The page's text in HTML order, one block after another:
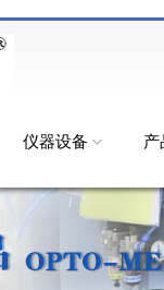
仪器设备 产